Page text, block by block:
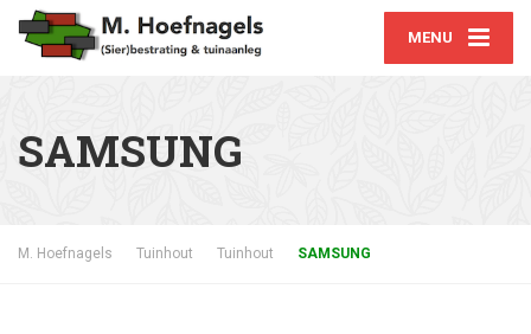
MENU
SAMSUNG
M. Hoefnagels Tuinhout Tuinhout SAMSUNG